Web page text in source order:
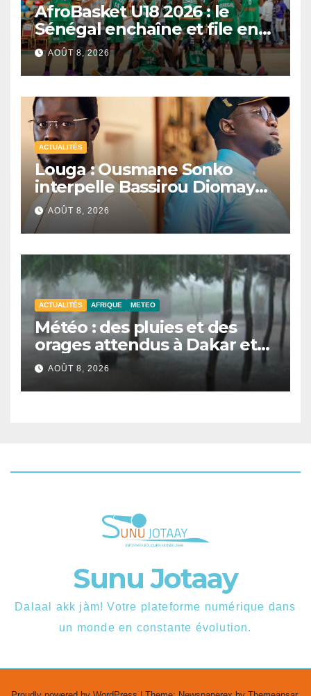
AfroBasket U18 2026 : le
Sénégal enchaîne et file en
quarts de finale
AOÛT 8, 2026
ACTUALITÉS
Louga : Ousmane Sonko
interpelle Bassirou Diomaye
Faye sur la date des élections
locales
AOÛT 8, 2026
ACTUALITÉS AFRIQUE METEO
Météo : des pluies et des
orages attendus à Dakar et
dans plusieurs localités ce
samedi
AOÛT 8, 2026
Sunu Jotaay
Dalaal akk jàm! Votre plateforme numérique dans
un monde en constante évolution.